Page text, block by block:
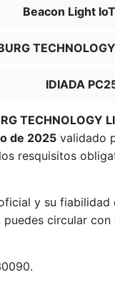
Beacon Light
IDIADA
TECHNOLOGY
de 2025 validado
resquisitos
y su fiabilidad
puedes circular con